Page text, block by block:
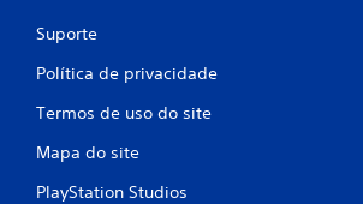
Suporte
Política de privacidade
Termos de uso do site
Mapa do site
PlayStation Studios